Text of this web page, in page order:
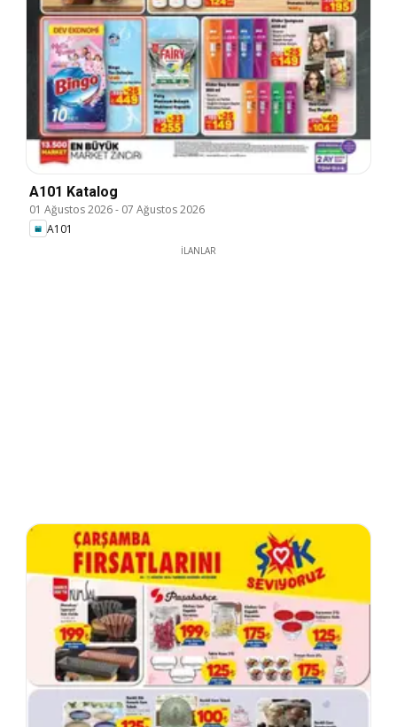
A101 Katalog
01 Ağustos 2026- 07 Ağustos 2026
A101
İLANLAR